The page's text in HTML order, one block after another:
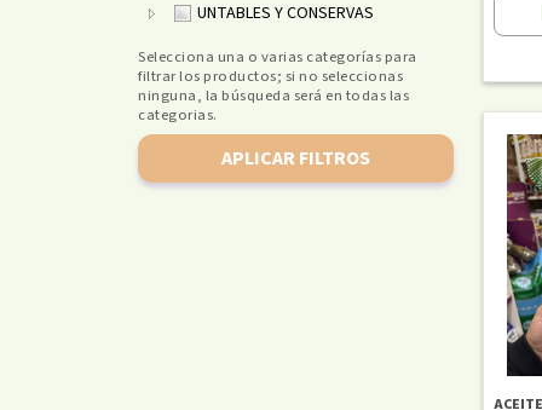
UNTABLES Y CONSERVAS
Selecciona una o varias categorías para
filtrar los productos; si no seleccionas
ninguna, la búsqueda será en todas las
categorias.
APLICAR FILTROS